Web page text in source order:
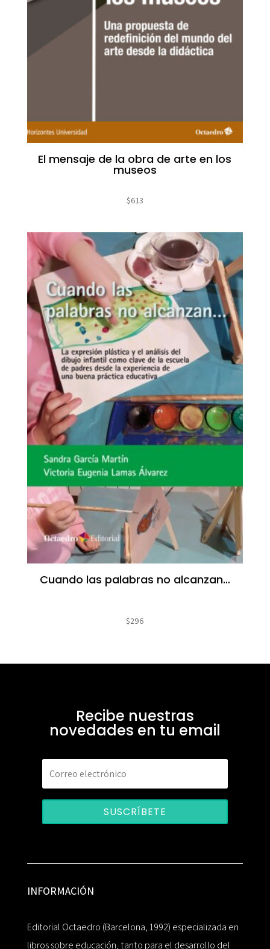
El mensaje de la obra de arte en los
museos
$613
Cuando las palabras no alcanzan…
$296
Recibe nuestras
novedades en tu email
SUSCRÍBETE
INFORMACIÓN
Editorial Octaedro (Barcelona, 1992) especializada en
libros sobre educación, tanto para el desarrollo del